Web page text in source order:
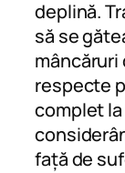
deplină.
să se
mâncăruri
respecte
complet la
față de